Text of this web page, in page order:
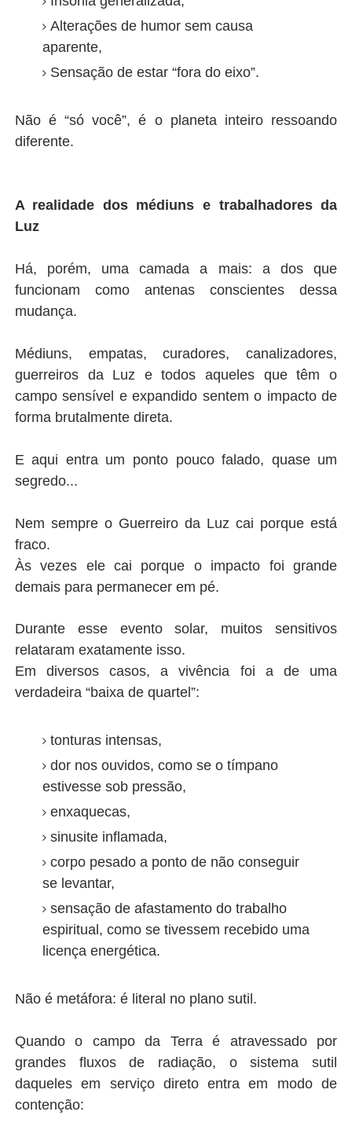
Alterações de humor sem causa
aparente,
Sensação de estar “fora do eixo”.
Não é “só você”, é o planeta inteiro ressoando
diferente.
A realidade dos médiuns e trabalhadores da
Luz
Há, porém, uma camada a mais: a dos que
funcionam como antenas conscientes dessa
mudança.
Médiuns, empatas, curadores, canalizadores,
guerreiros da Luz e todos aqueles que têm o
campo sensível e expandido sentem o impacto de
forma brutalmente direta.
E aqui entra um ponto pouco falado, quase um
segredo...
Nem sempre o Guerreiro da Luz cai porque está
fraco.
Às vezes ele cai porque o impacto foi grande
demais para permanecer em pé.
Durante esse evento solar, muitos sensitivos
relataram exatamente isso.
Em diversos casos, a vivência foi a de uma
verdadeira “baixa de quartel”:
tonturas intensas,
dor nos ouvidos, como se o tímpano
estivesse sob pressão,
enxaquecas,
sinusite inflamada,
corpo pesado a ponto de não conseguir
se levantar,
sensação de afastamento do trabalho
espiritual, como se tivessem recebido uma
licença energética.
Não é metáfora: é literal no plano sutil.
Quando o campo da Terra é atravessado por
grandes fluxos de radiação, o sistema sutil
daqueles em serviço direto entra em modo de
contenção: